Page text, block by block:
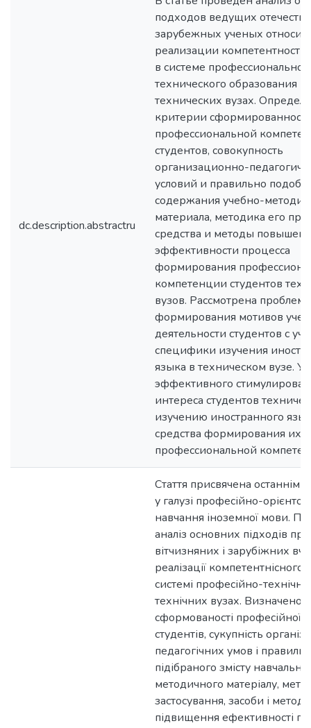
dc.description.abstractru
подходов ведущих
зарубежных ученых
реализации
в системе профессионально-
технического образования в
технических вузах.
критерии
профессиональной
студентов, совокупность
организационно-
условий и правильно
содержания учебно-
материала, методика его
средства и методы
эффективности процесса
формирования
компетенции студентов
вузов. Рассмотрена проблема
формирования мотивов
деятельности студентов с
специфики изучения
языка в техническом вузе.
эффективного
интереса студентов
изучению иностранного
средства формирования их
профессиональной
Стаття присвячена останнім
у галузі професійно-
навчання іноземної мови.
аналіз основних підходів
вітчизняних і зарубіжних
реалізації компетентнісного
системі професійно-
технічних вузах. Визначено
сформованості професійної
студентів, сукупність
педагогічних умов і
підібраного змісту
методичного матеріалу,
застосування, засоби і методи
підвищення ефективності